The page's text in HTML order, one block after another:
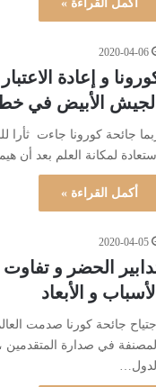
أكمل القراءة »
2020-04-06
و إعادة
الجيش الأبيض في خط
جائحة كورونا جاءت ثأرا
استعادة لمكانة العلم بعد أن
أكمل القراءة »
2020-04-05
الحضر و
الأسباب و الأبعاد
اجتياح جائحة كورنا صدمت
المصنفة في صدارة المتقدمين
الدول…